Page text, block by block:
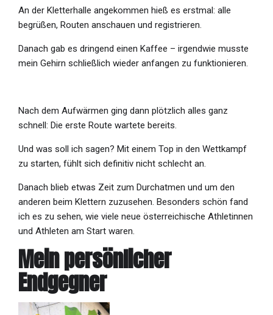
An der Kletterhalle angekommen hieß es erstmal: alle
begrüßen, Routen anschauen und registrieren.
Danach gab es dringend einen Kaffee – irgendwie musste
mein Gehirn schließlich wieder anfangen zu funktionieren.
Nach dem Aufwärmen ging dann plötzlich alles ganz
schnell: Die erste Route wartete bereits.
Und was soll ich sagen? Mit einem Top in den Wettkampf
zu starten, fühlt sich definitiv nicht schlecht an.
Danach blieb etwas Zeit zum Durchatmen und um den
anderen beim Klettern zuzusehen. Besonders schön fand
ich es zu sehen, wie viele neue österreichische Athletinnen
und Athleten am Start waren.
Mein persönlicher
Endgegner